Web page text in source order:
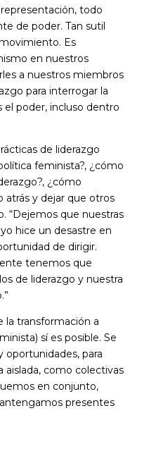
todo
de poder. Tan sutil
Es
en nuestros
a nuestros miembros
para interrogar la
poder, incluso dentro
de liderazgo
feminista?, ¿cómo
¿cómo
atrás y dejar que otros
“Dejemos que nuestras
hice un desastre en
de dirigir.
tenemos que
de liderazgo y nuestra
la transformación a
sí es posible. Se
oportunidades, para
aislada, como colectivas
en conjunto,
presentes